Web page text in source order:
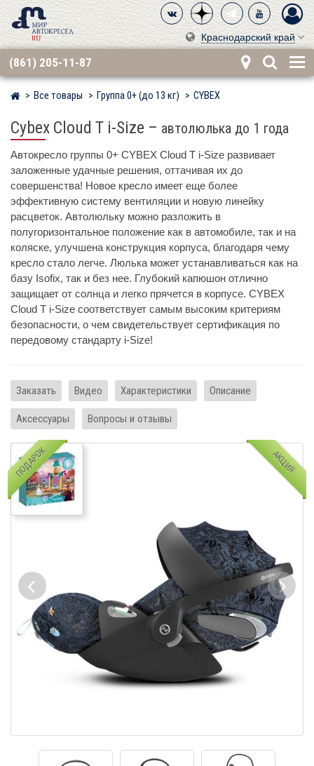
Краснодарский край
(861) 205-11-87
Мир детских автокресел
Все товары Группа 0+ (до 13 кг) CYBEX
Cybex Cloud T i-Size – автолюлька до 1 года
Автокресло группы 0+ CYBEX Cloud T i-Size развивает
заложенные удачные решения, оттачивая их до
совершенства! Новое кресло имеет еще более
эффективную систему вентиляции и новую линейку
расцветок. Автолюльку можно разложить в
полугоризонтальное положение как в автомобиле, так и на
коляске, улучшена конструкция корпуса, благодаря чему
кресло стало легче. Люлька может устанавливаться как на
базу Isofix, так и без нее. Глубокий капюшон отлично
защищает от солнца и легко прячется в корпусе. CYBEX
Cloud T i-Size соответствует самым высоким критериям
безопасности, о чем свидетельствует сертификация по
передовому стандарту i-Size!
Заказать Видео Характеристики Описание
Аксессуары Вопросы и отзывы
АКЦИЯ
ПОДАРОК